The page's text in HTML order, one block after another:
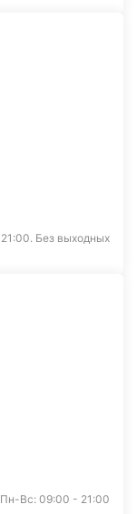
Без выходных
Пн-Вс: 09:00 - 21:00